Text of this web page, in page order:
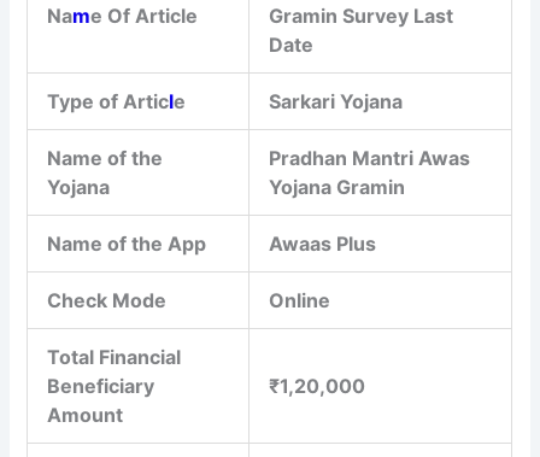
Name Of Article
Gramin Survey Last
Date
Type of Article Sarkari Yojana
Name of the
Yojana
Pradhan Mantri Awas
Yojana Gramin
Name of the App Awaas Plus
Check Mode Online
Total Financial
Beneficiary
Amount
₹1,20,000